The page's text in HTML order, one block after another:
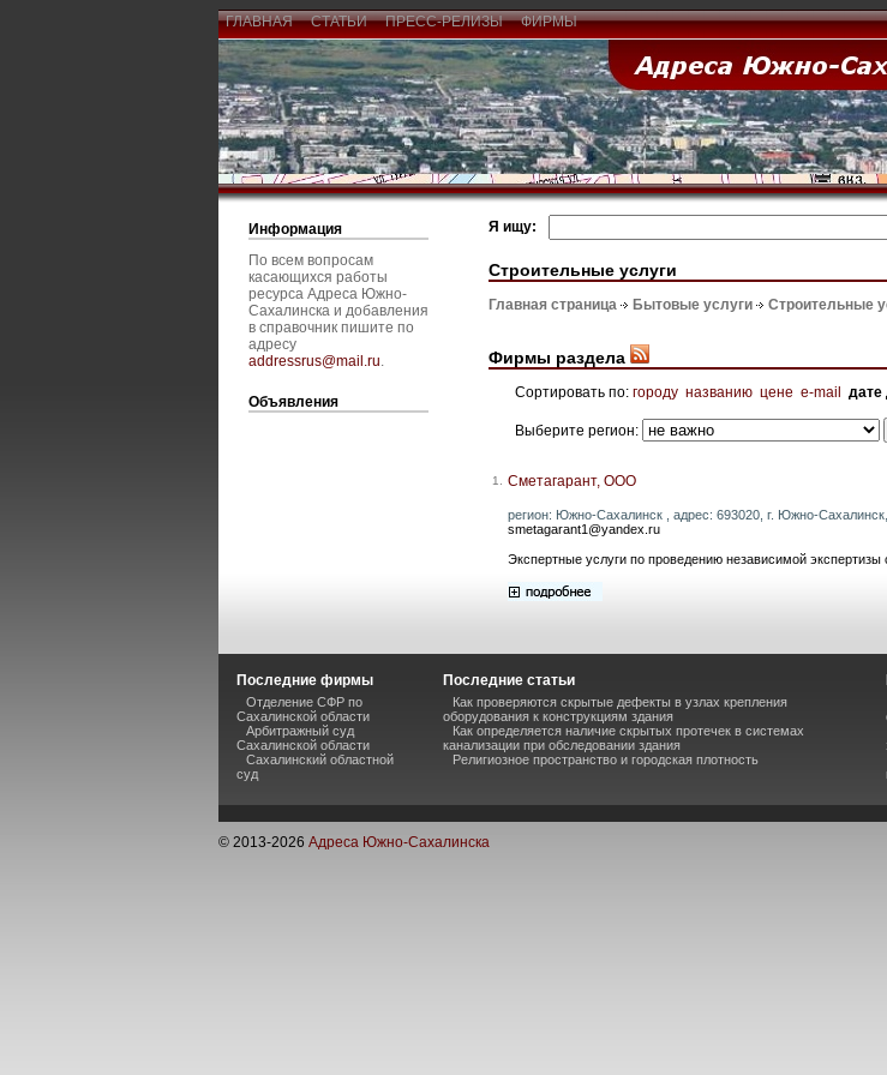
ГЛАВНАЯ СТАТЬИ ПРЕСС-РЕЛИЗЫ ФИРМЫ
Информация
По всем вопросам
касающихся работы
ресурса Адреса Южно-
Сахалинска и добавления
в справочник пишите по
адресу
addressrus@mail.ru.
Объявления
Я ищу:
Строительные услуги
Главная страница Бытовые услуги Строительные
Фирмы раздела
Сортировать по: городу названию цене e-mail дате
Выберите регион:
1. Сметагарант, ООО
регион: Южно-Сахалинск , адрес: 693020, г. Южно-
smetagarant1@yandex.ru
Экспертные услуги по проведению независимой
Последние фирмы
Отделение СФР по
Сахалинской области
Арбитражный суд
Сахалинской области
Сахалинский областной
суд
Последние статьи
Как проверяются скрытые дефекты в узлах крепления
оборудования к конструкциям здания
Как определяется наличие скрытых протечек в системах
канализации при обследовании здания
Религиозное пространство и городская плотность
© 2013-2026 Адреса Южно-Сахалинска